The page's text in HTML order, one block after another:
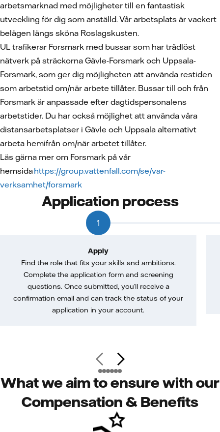
arbetsmarknad med möjligheter till en fantastisk
utveckling för dig som anställd. Vår arbetsplats är vackert
belägen längs sköna Roslagskusten.
UL trafikerar Forsmark med bussar som har trådlöst
nätverk på sträckorna Gävle-Forsmark och Uppsala-
Forsmark, som ger dig möjligheten att använda restiden
som arbetstid om/när arbete tillåter. Bussar till och från
Forsmark är anpassade efter dagtidspersonalens
arbetstider. Du har också möjlighet att använda våra
distansarbetsplatser i Gävle och Uppsala alternativt
arbeta hemifrån om/när arbetet tillåter.
Läs gärna mer om Forsmark på vår
hemsidahttps://group.vattenfall.com/se/var-
verksamhet/forsmark
Application process
1
Apply
Find the role that fits your skills and ambitions.
Complete the application form and screening
questions. Once submitted, you’ll receive a
confirmation email and can track the status of your
application in your account.
What we aim to ensure with our
Compensation & Benefits